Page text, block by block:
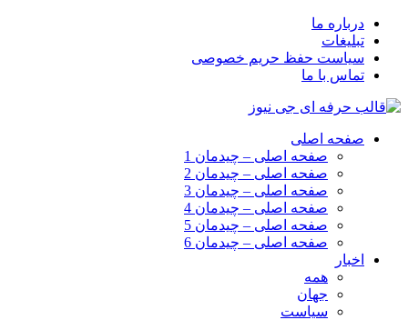
درباره ما
تبلیغات
سیاست حفظ حریم خصوصی
تماس با ما
صفحه اصلی
صفحه اصلی – چیدمان 1
صفحه اصلی – چیدمان 2
صفحه اصلی – چیدمان 3
صفحه اصلی – چیدمان 4
صفحه اصلی – چیدمان 5
صفحه اصلی – چیدمان 6
اخبار
همه
جهان
سیاست